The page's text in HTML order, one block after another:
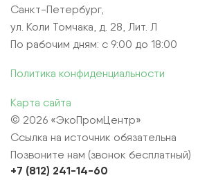
Санкт-Петербург,
ул. Коли Томчака, д. 28, Лит. Л
По рабочим дням: с 9:00 до 18:00
Политика конфиденциальности
Карта сайта
© 2026 «ЭкоПромЦентр»
Ссылка на источник обязательна
Позвоните нам (звонок бесплатный)
+7 (812) 241-14-60